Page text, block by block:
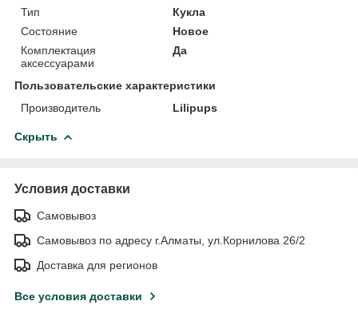
Тип
Кукла
Состояние
Новое
Комплектация
аксессуарами
Да
Пользовательские характеристики
Производитель
Lilipups
Скрыть
Условия доставки
Самовывоз
Самовывоз по адресу г.Алматы, ул.Корнилова 26/2
Доставка для регионов
Все условия доставки